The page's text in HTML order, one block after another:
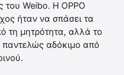
του Weibo. Η OPPO
ήταν να σπάσει τα
τη μητρότητα, αλλά το
παντελώς αδόκιμο από